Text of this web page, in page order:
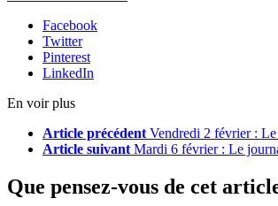
Facebook
Twitter
Pinterest
LinkedIn
En voir plus
Article précédent Vendredi 2 février :
Article suivant Mardi 6 février : Le
Que pensez-vous de cet